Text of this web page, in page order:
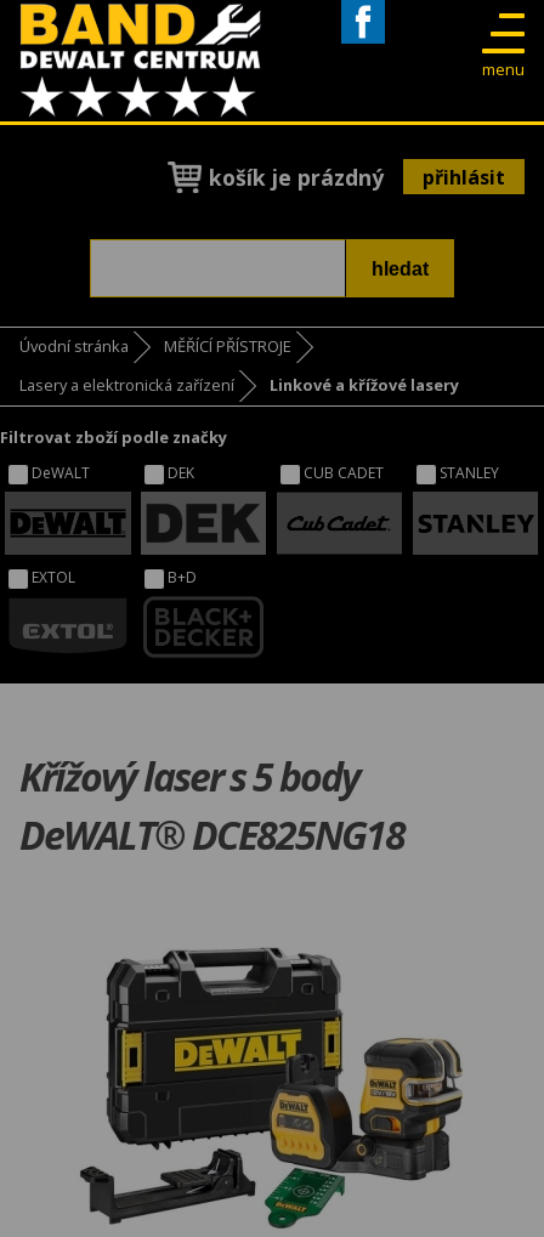
menu
košík je prázdný přihlásit
Úvodní stránka
MĚŘÍCÍ PŘÍSTROJE
Lasery a elektronická zařízení
Linkové a křížové lasery
Filtrovat zboží podle značky
DeWALT DEK CUB CADET STANLEY
EXTOL B+D
Křížový laser s 5 body
DeWALT® DCE825NG18